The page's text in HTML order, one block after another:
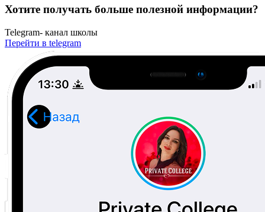
Хотите получать больше полезной информации?
Telegram- канал школы
Перейти в telegram